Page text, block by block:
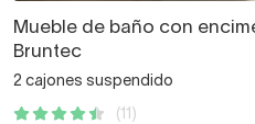
Mueble de baño con
Bruntec
2 cajones suspendido
(11)